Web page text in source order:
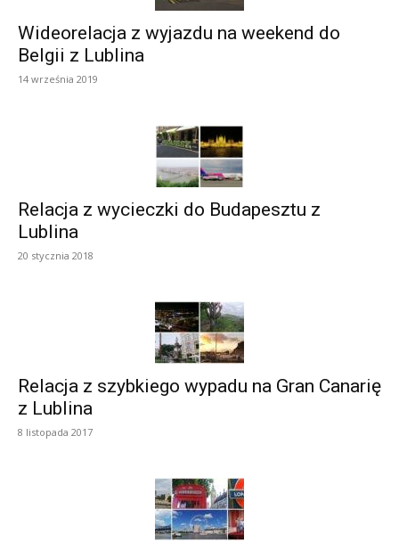
Wideorelacja z wyjazdu na weekend do
Belgii z Lublina
14 września 2019
Relacja z wycieczki do Budapesztu z
Lublina
20 stycznia 2018
Relacja z szybkiego wypadu na Gran Canarię
z Lublina
8 listopada 2017